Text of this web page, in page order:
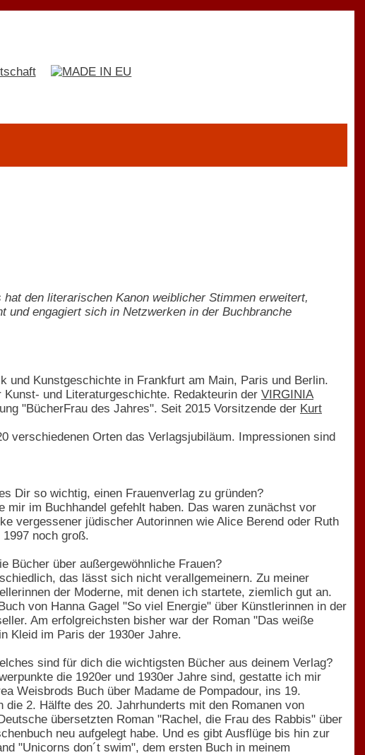
den literarischen Kanon weiblicher Stimmen erweitert,
und engagiert sich in Netzwerken in der Buchbranche
Kunstgeschichte in Frankfurt am Main, Paris und Berlin.
und Literaturgeschichte. Redakteurin der VIRGINIA
"BücherFrau des Jahres". Seit 2015 Vorsitzende der Kurt
verschiedenen Orten das Verlagsjubiläum. Impressionen sind
Dir so wichtig, einen Frauenverlag zu gründen?
mir im Buchhandel gefehlt haben. Das waren zunächst vor
vergessener jüdischer Autorinnen wie Alice Berend oder Ruth
noch groß.
Bücher über außergewöhnliche Frauen?
das lässt sich nicht verallgemeinern. Zu meiner
der Moderne, mit denen ich startete, ziemlich gut an.
von Hanna Gagel "So viel Energie" über Künstlerinnen in der
Am erfolgreichsten bisher war der Roman "Das weiße
Kleid im Paris der 1930er Jahre.
sind für dich die wichtigsten Bücher aus deinem Verlag?
die 1920er und 1930er Jahre sind, gestatte ich mir
Weisbrods Buch über Madame de Pompadour, ins 19.
2. Hälfte des 20. Jahrhunderts mit den Romanen von
übersetzten Roman "Rachel, die Frau des Rabbis" über
neu aufgelegt habe. Und es gibt Ausflüge bis hin zur
"Unicorns don´t swim", dem ersten Buch in meinem